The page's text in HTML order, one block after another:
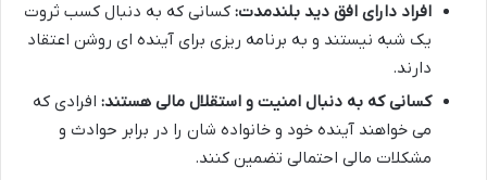
افراد دارای افق دید بلندمدت: کسانی که به دنبال کسب ثروت
یک شبه نیستند و به برنامه ریزی برای آینده ای روشن اعتقاد
دارند.
کسانی که به دنبال امنیت و استقلال مالی هستند: افرادی که
می خواهند آینده خود و خانواده شان را در برابر حوادث و
مشکلات مالی احتمالی تضمین کنند.